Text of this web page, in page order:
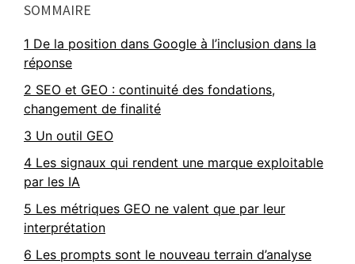
Sidebar
SOMMAIRE
1 De la position dans Google à l’inclusion dans la
réponse
2 SEO et GEO : continuité des fondations,
changement de finalité
3 Un outil GEO
4 Les signaux qui rendent une marque exploitable
par les IA
5 Les métriques GEO ne valent que par leur
interprétation
6 Les prompts sont le nouveau terrain d’analyse